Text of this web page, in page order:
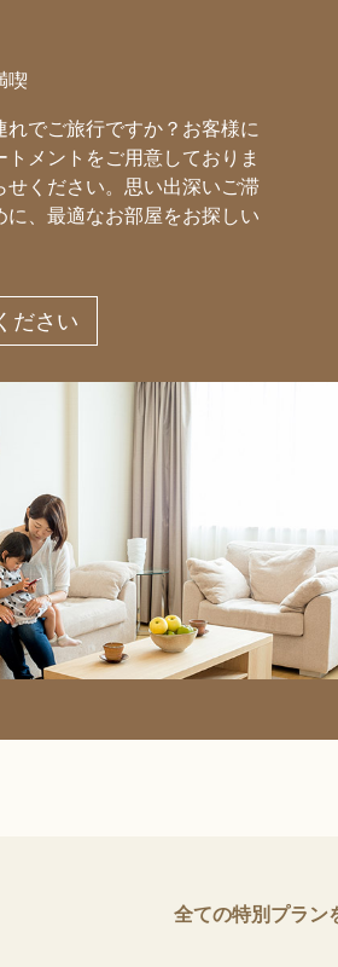
喫
でご旅行ですか？お客様に
メントをご用意しておりま
ください。思い出深いご滞
、最適なお部屋をお探しい
ださい
全ての特別プラン